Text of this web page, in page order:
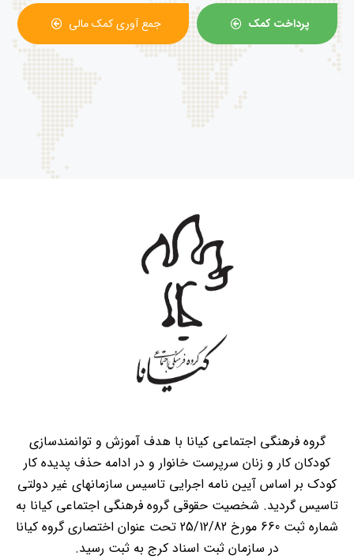
پرداخت کمک جمع آوری کمک مالی
گروه فرهنگی اجتماعی کیانا با هدف آموزش و توانمندسازی
کودکان کار و زنان سرپرست خانوار و در ادامه حذف پدیده کار
کودک بر اساس آیین نامه اجرایی تاسیس سازمانهای غیر دولتی
تاسیس گردید. شخصیت حقوقی گروه فرهنگی اجتماعی کیانا به
شماره ثبت 660 مورخ 25/12/82 تحت عنوان اختصاری گروه کیانا
در سازمان ثبت اسناد کرج به ثبت رسید.